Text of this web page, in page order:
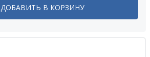
ДОБАВИТЬ В КОРЗИНУ